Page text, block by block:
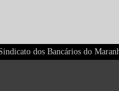
dos Bancários do